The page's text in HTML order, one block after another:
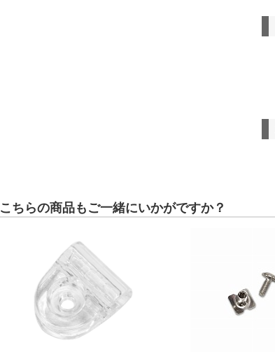
こちらの商品もご一緒にいかがですか？